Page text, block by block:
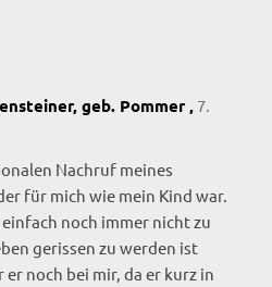
geb. Pommer , 7.
Nachruf meines
für mich wie mein Kind war.
noch immer nicht zu
gerissen zu werden ist
er noch bei mir, da er kurz in